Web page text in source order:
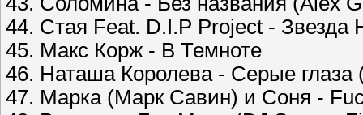
44. Стая Feat. D.I.P Project - Звезда
45. Макс Корж - В Темноте
46. Наташа Королева - Серые глаза
47. Марка (Марк Савин) и Соня -